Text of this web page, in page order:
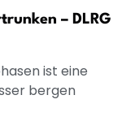
– DLRG
ist eine
bergen